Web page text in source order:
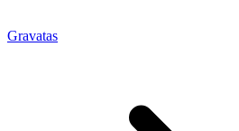
Gravatas